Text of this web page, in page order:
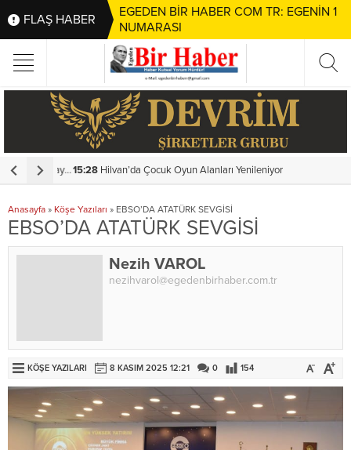
FLAŞ HABER
EGEDEN BİR HABER COM TR: EGENİN 1
NUMARASI
15:28Hilvan’da Çocuk Oyun Alanları Yenileniyor
Anasayfa » Köşe Yazıları » EBSO’DA ATATÜRK SEVGİSİ
EBSO’DA ATATÜRK SEVGİSİ
Nezih VAROL
nezihvarol@egedenbirhaber.com.tr
KÖŞE YAZILARI 8 KASIM 2025 12:21 0 154